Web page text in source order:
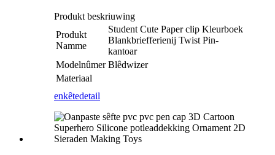
Produkt beskriuwing
Produkt
Namme
Student Cute Paper clip Kleurboek
Blankbriefferienij Twist Pin-
kantoar
Modelnûmer Blêdwizer
Materiaal
enkêtedetail